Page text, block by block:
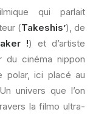
qui parlait
(Takeshis’), de
!) et d’artiste
du cinéma nippon
polar, ici placé au
univers que l’on
la filmo ultra-